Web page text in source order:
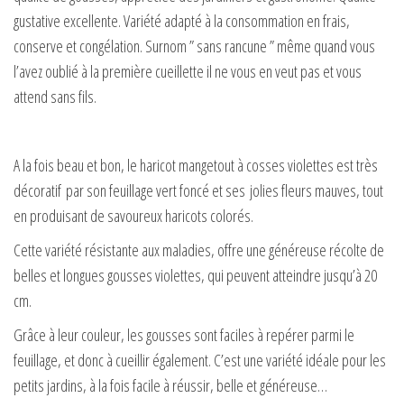
gustative excellente. Variété adapté à la consommation en frais,
conserve et congélation. Surnom ” sans rancune ” même quand vous
l’avez oublié à la première cueillette il ne vous en veut pas et vous
attend sans fils.
A la fois beau et bon, le haricot mangetout à cosses violettes est très
décoratif par son feuillage vert foncé et ses jolies fleurs mauves, tout
en produisant de savoureux haricots colorés.
Cette variété résistante aux maladies, offre une généreuse récolte de
belles et longues gousses violettes, qui peuvent atteindre jusqu’à 20
cm.
Grâce à leur couleur, les gousses sont faciles à repérer parmi le
feuillage, et donc à cueillir également. C’est une variété idéale pour les
petits jardins, à la fois facile à réussir, belle et généreuse…